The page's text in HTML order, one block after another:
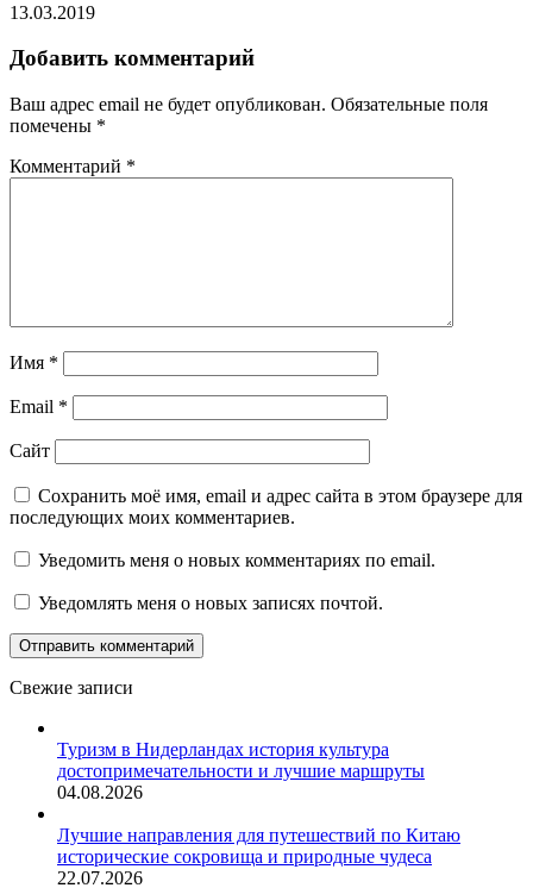
13.03.2019
Добавить комментарий
Ваш адрес email не будет опубликован. Обязательные поля
помечены *
Комментарий *
Имя *
Email *
Сайт
Сохранить моё имя, email и адрес сайта в этом браузере для
последующих моих комментариев.
Уведомить меня о новых комментариях по email.
Уведомлять меня о новых записях почтой.
Свежие записи
Туризм в Нидерландах история культура
достопримечательности и лучшие маршруты
04.08.2026
Лучшие направления для путешествий по Китаю
исторические сокровища и природные чудеса
22.07.2026